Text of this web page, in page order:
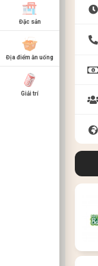
Đặc sản
Địa điểm ăn uống
Giải trí